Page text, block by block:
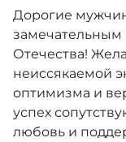
Страховые
Дорогие
Отечества!
неиссякаемой
оптимизма и
успех
любовь и